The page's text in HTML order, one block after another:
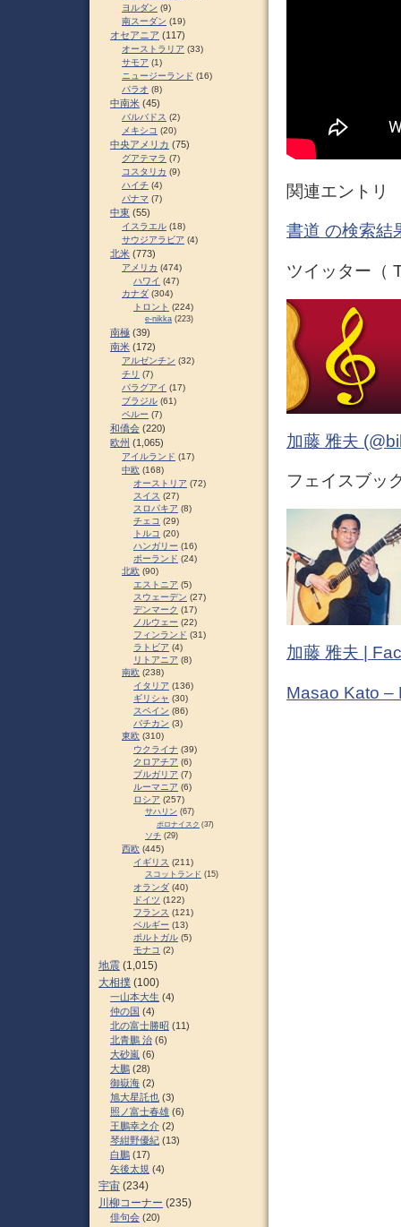
関連エントリ
書道 の検索結
ツイッター（
加藤 雅夫
フェイスブッ
加藤 雅夫 |
Masao Kato –
ヨルダン (9)
南スーダン (19)
オセアニア (117)
オーストラリア (33)
サモア (1)
ニュージーランド (16)
パラオ (8)
中南米 (45)
バルバドス (2)
メキシコ (20)
中央アメリカ (75)
グアテマラ (7)
コスタリカ (9)
ハイチ (4)
パナマ (7)
中東 (55)
イスラエル (18)
サウジアラビア (4)
北米 (773)
アメリカ (474)
ハワイ (47)
カナダ (304)
トロント (224)
e-nikka (223)
南極 (39)
南米 (172)
アルゼンチン (32)
チリ (7)
パラグアイ (17)
ブラジル (61)
ペルー (7)
和僑会 (220)
欧州 (1,065)
アイルランド (17)
中欧 (168)
オーストリア (72)
スイス (27)
スロパキア (8)
チェコ (29)
トルコ (20)
ハンガリー (16)
ポーランド (24)
北欧 (90)
エストニア (5)
スウェーデン (27)
デンマーク (17)
ノルウェー (22)
フィンランド (31)
ラトビア (4)
リトアニア (8)
南欧 (238)
イタリア (136)
ギリシャ (30)
スペイン (86)
バチカン (3)
東欧 (310)
ウクライナ (39)
クロアチア (6)
ブルガリア (7)
ルーマニア (6)
ロシア (257)
サハリン (67)
ポロナイスク (37)
ソチ (29)
西欧 (445)
イギリス (211)
スコットランド (15)
オランダ (40)
ドイツ (122)
フランス (121)
ベルギー (13)
ポルトガル (5)
モナコ (2)
地震 (1,015)
大相撲 (100)
一山本大生 (4)
仲の国 (4)
北の富士勝昭 (11)
北青鵬 治 (6)
大砂嵐 (6)
大鵬 (28)
御嶽海 (2)
旭大星託也 (3)
照ノ富士春雄 (6)
王鵬幸之介 (2)
琴紺野優紀 (13)
白鵬 (17)
矢後太規 (4)
宇宙 (234)
川柳コーナー (235)
俳句会 (20)